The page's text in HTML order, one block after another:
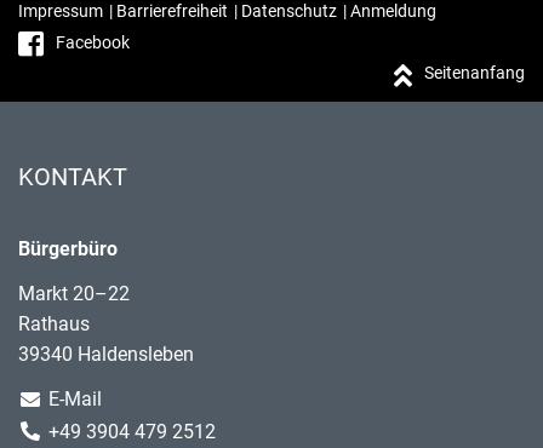
Impressum | Barrierefreiheit | Datenschutz |Anmeldung
Facebook
Seitenanfang
KONTAKT
Bürgerbüro
Markt 20–22
Rathaus
39340 Haldensleben
E-Mail
+49 3904 479 2512